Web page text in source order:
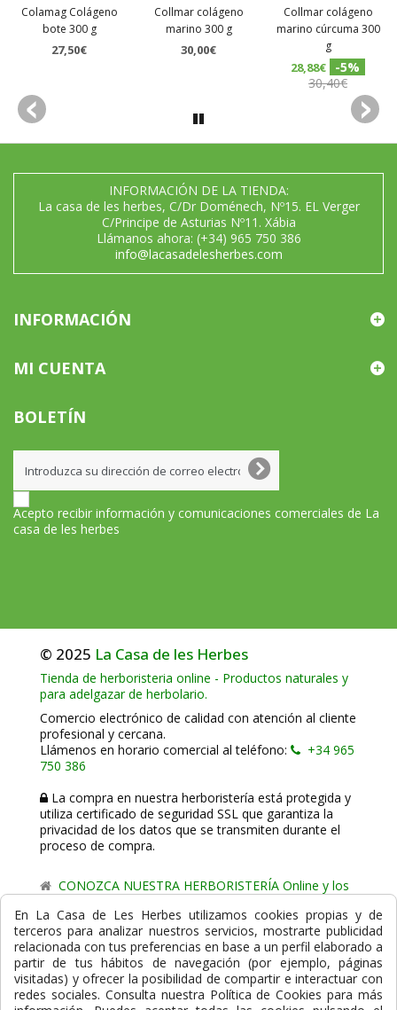
Colamag Colágeno
bote 300 g
27,50€
Collmar colágeno
marino 300 g
30,00€
Collmar colágeno
marino cúrcuma 300
g
28,88€
-5%
30,40€
INFORMACIÓN DE LA TIENDA:
La casa de les herbes, C/Dr Doménech, Nº15. EL Verger
C/Principe de Asturias Nº11. Xábia
Llámanos ahora: (+34) 965 750 386
info@lacasadelesherbes.com
INFORMACIÓN
MI CUENTA
BOLETÍN
Acepto recibir información y comunicaciones comerciales de La
casa de les herbes
© 2025 La Casa de les Herbes
Tienda de herboristeria online - Productos naturales y
para adelgazar de herbolario.
Comercio electrónico de calidad con atención al cliente
profesional y cercana.
Llámenos en horario comercial al teléfono:
+34 965
750 386
La compra en nuestra herboristería está protegida y
utiliza certificado de seguridad SSL que garantiza la
privacidad de los datos que se transmiten durante el
proceso de compra.
CONOZCA NUESTRA HERBORISTERÍA Online y los
Powered byGesdi.com E-Commerce - Tiendas online
profesionales y seguras
Formas de Pago
En La Casa de Les Herbes utilizamos cookies propias y de
terceros para analizar nuestros servicios, mostrarte publicidad
relacionada con tus preferencias en base a un perfil elaborado a
partir de tus hábitos de navegación (por ejemplo, páginas
visitadas) y ofrecer la posibilidad de compartir e interactuar con
redes sociales. Consulta nuestra Política de Cookies para más